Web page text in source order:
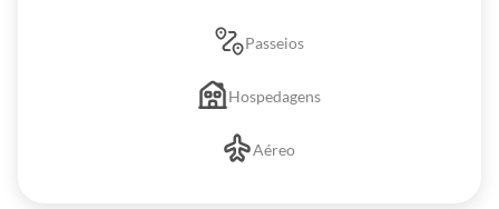
Passeios
Hospedagens
Aéreo